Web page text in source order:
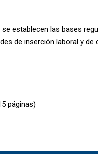
establecen las bases
de inserción laboral y de
páginas)